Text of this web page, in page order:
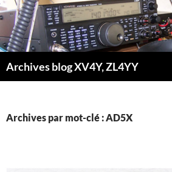
Aller
au
contenu
Archives blog XV4Y, ZL4YY
Archives par mot-clé : AD5X